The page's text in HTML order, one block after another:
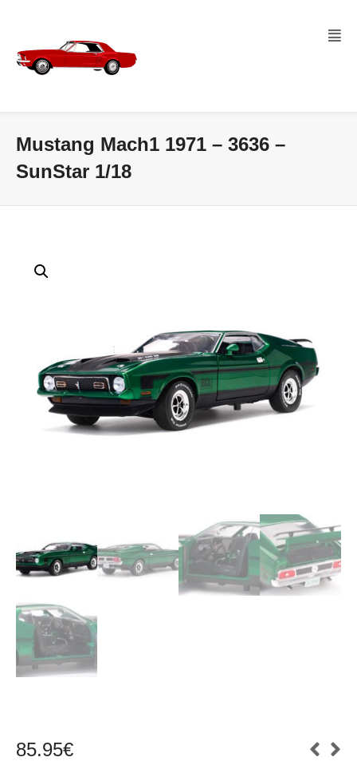
Mustang Mach1 1971 – 3636 –
SunStar 1/18
85.95€